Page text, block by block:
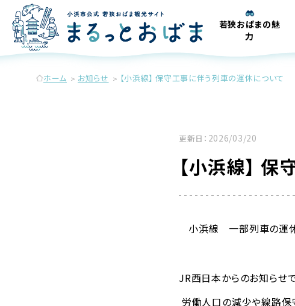
若狭おばまの魅
力
ホーム お知らせ 【小浜線】 保守工事に伴う列車の運休について
更新日： 2026/03/20
【小浜線】
小浜線　一部列車の運
JR西日本からのお知らせで
労働人口の減少や線路